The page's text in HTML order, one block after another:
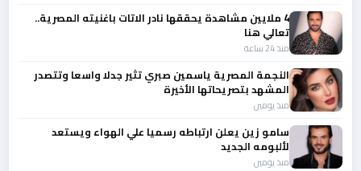
4 ملايين مشاهدة يحققها نادر الاتات باغنيته المصرية..
تعالي هنا
منذ 24 ساعة
النجمة المصرية ياسمين صبري تثير جدلا واسعا وتتصدر
المشهد بتصريحاتها الأخيرة
منذ يومين
سامو زين يعلن ارتباطه رسميا علي الهواء ويستعد
لألبومه الجديد
منذ يومين